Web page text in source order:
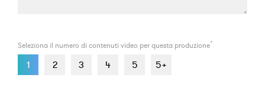
Seleziona il numero di contenuti video per questa produzione*
1 2 3 4 5 5+